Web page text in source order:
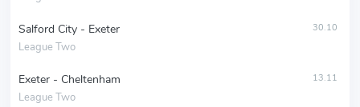
Salford City - Exeter
League Two
30.10
Exeter - Cheltenham
League Two
13.11